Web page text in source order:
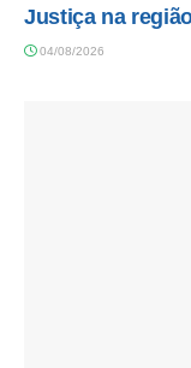
Justiça na
04/08/2026